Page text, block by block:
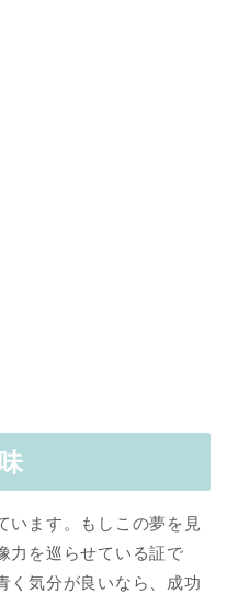
います。もしこの夢を見
力を巡らせている証で
く気分が良いなら、成功